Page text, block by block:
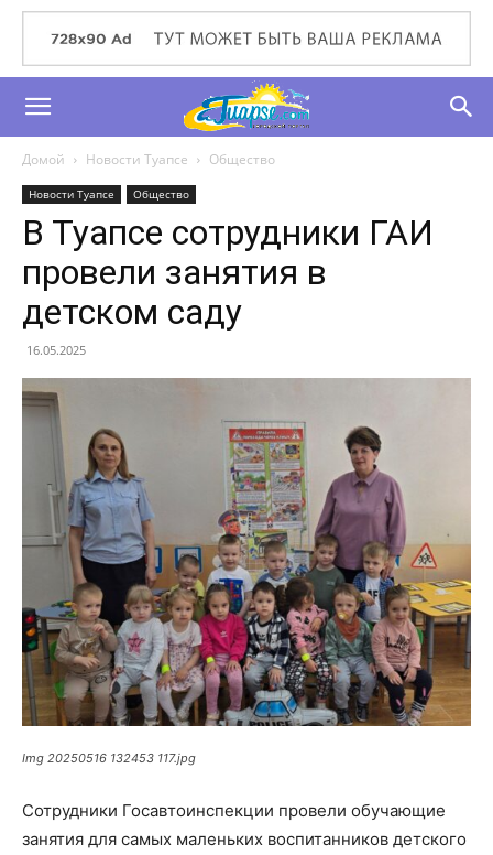
Домой Новости Туапсе Общество
Новости Туапсе Общество
В Туапсе сотрудники ГАИ
провели занятия в
детском саду
16.05.2025
Img 20250516 132453 117.jpg
Сотрудники Госавтоинспекции провели обучающие
занятия для самых маленьких воспитанников детского